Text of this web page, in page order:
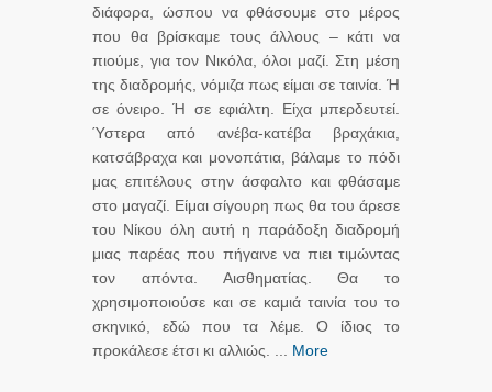
διάφορα, ώσπου να φθάσουμε στο μέρος
που θα βρίσκαμε τους άλλους – κάτι να
πιούμε, για τον Νικόλα, όλοι μαζί. Στη μέση
της διαδρομής, νόμιζα πως είμαι σε ταινία. Ή
σε όνειρο. Ή σε εφιάλτη. Είχα μπερδευτεί.
Ύστερα από ανέβα-κατέβα βραχάκια,
κατσάβραχα και μονοπάτια, βάλαμε το πόδι
μας επιτέλους στην άσφαλτο και φθάσαμε
στο μαγαζί. Είμαι σίγουρη πως θα του άρεσε
του Νίκου όλη αυτή η παράδοξη διαδρομή
μιας παρέας που πήγαινε να πιει τιμώντας
τον απόντα. Αισθηματίας. Θα το
χρησιμοποιούσε και σε καμιά ταινία του το
σκηνικό, εδώ που τα λέμε. Ο ίδιος το
προκάλεσε έτσι κι αλλιώς. ... More